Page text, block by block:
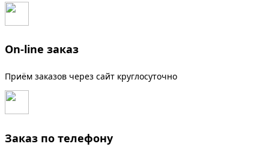
On-line заказ
Приём заказов через сайт круглосуточно
Заказ по телефону